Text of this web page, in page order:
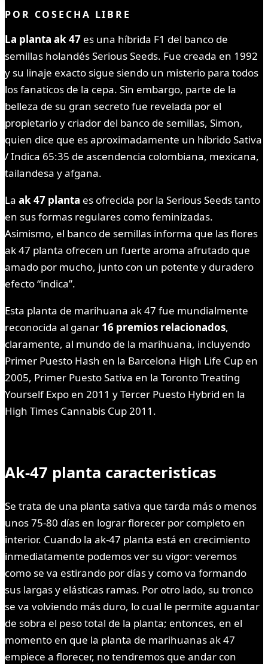
POR COSECHA LIBRE
La planta ak 47 es una híbrida F1 del banco de
semillas holandés Serious Seeds. Fue creada en 1992
y su linaje exacto sigue siendo un misterio para todos
los fanaticos de la cepa. Sin embargo, parte de la
belleza de su gran secreto fue revelada por el
propietario y criador del banco de semillas, Simon,
quien dice que es aproximadamente un híbrido Sativa
/ Indica 65:35 de ascendencia colombiana, mexicana,
tailandesa y afgana.
La ak 47 planta es ofrecida por la Serious Seeds tanto
en sus formas regulares como feminizadas.
Asimismo, el banco de semillas informa que las flores
ak 47 planta ofrecen un fuerte aroma afrutado que
amado por mucho, junto con un potente y duradero
efecto “indica”.
Esta planta de marihuana ak 47 fue mundialmente
reconocida al ganar 16 premios relacionados,
claramente, al mundo de la marihuana, incluyendo
Primer Puesto Hash en la Barcelona High Life Cup en
2005, Primer Puesto Sativa en la Toronto Treating
Yourself Expo en 2011 y Tercer Puesto Hybrid en la
High Times Cannabis Cup 2011.
Ak-47 planta caracteristicas
Se trata de una planta sativa que tarda más o menos
unos 75-80 días en lograr florecer por completo en
interior. Cuando la ak-47 planta está en crecimiento
inmediatamente podemos ver su vigor: veremos
como se va estirando por días y como va formando
sus largas y elásticas ramas. Por otro lado, su tronco
se va volviendo más duro, lo cual le permite aguantar
de sobra el peso total de la planta; entonces, en el
momento en que la planta de marihuanas ak 47
empiece a florecer, no tendremos que andar con